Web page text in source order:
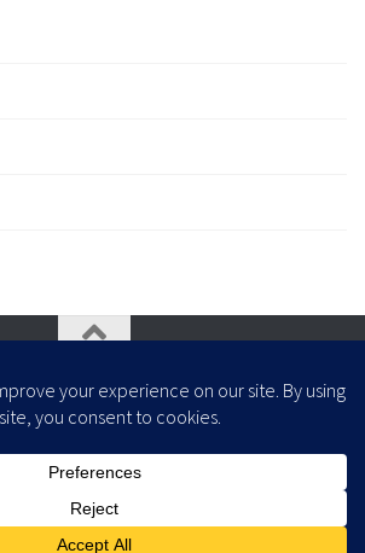
- Zaprojektowany z